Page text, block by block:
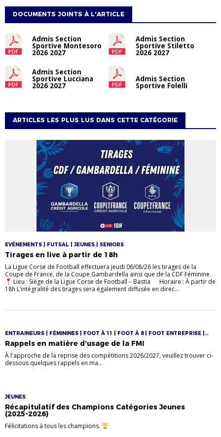
DOCUMENTS JOINTS À L'ARTICLE
Admis Section
Sportive Montesoro
2026 2027
Admis Section
Sportive Stiletto
2026 2027
Admis Section
Sportive Lucciana
2026 2027
Admis Section
Sportive Folelli
ARTICLES LES PLUS LUS DANS CETTE CATÉGORIE
EVÉNEMENTS | FUTSAL | JEUNES | SENIORS
Tirages en live à partir de 18h
La Ligue Corse de Football effectuera jeudi 06/08/26 les tirages de la
Coupe de France, de la Coupe Gambardella ainsi que de la CDF Féminine.
Lieu : Siège de la Ligue Corse de Football – Bastia Horaire : À partir de
18h L’intégralité des tirages sera également diffusée en direc...
ENTRAINEURS | FÉMININES | FOOT À 11 | FOOT À 8 | FOOT ENTREPRISE |
JEUNES
Rappels en matière d’usage de la FMI
À l'approche de la reprise des compétitions 2026/2027, veuillez trouver ci-
dessous quelques rappels en ma...
JEUNES
Récapitulatif des Champions Catégories Jeunes
(2025‑2026)
Félicitations à tous les champions.